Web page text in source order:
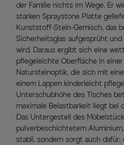
der Familie nichts im Wege. Er
starken Spraystone Platte
Kunststoff-Stein-Gemisch, das
Sicherheitsglas aufgesprüht
wird. Daraus ergibt sich eine
pflegeleichte Oberfläche in
Natursteinoptik, die sich mit
einem Lappen kinderleicht
Unterschubhöhe des Tisches
maximale Belastbarkeit liegt bei
Das Untergestell des
pulverbeschichtetem
stabil, sondern sorgt auch dafür,